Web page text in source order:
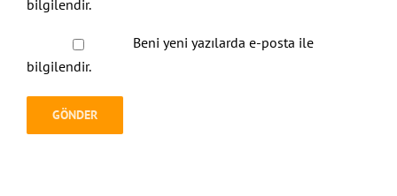
bilgilendir.
Beni yeni yazılarda e-posta ile
bilgilendir.